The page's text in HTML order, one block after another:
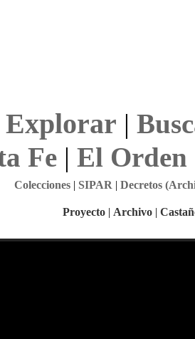
Explorar |
Fe| El Orden
Colecciones| SIPAR | Decretos
Proyecto | Archivo |